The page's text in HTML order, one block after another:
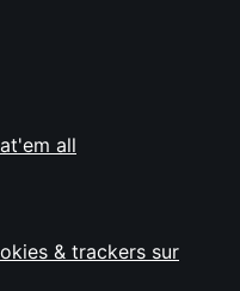
all
& trackers sur